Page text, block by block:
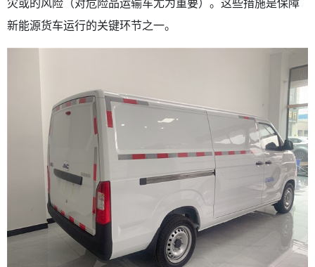
灾或的风险（对危险品运输车尤为重要）。这些措施是保障
新能源货车运行的关键环节之一。